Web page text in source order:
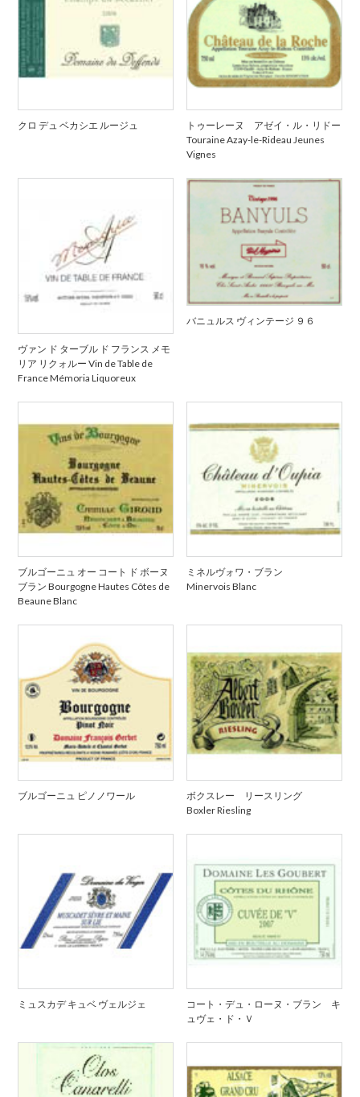
クロ デュ ベカシエ ルージュ
トゥーレーヌ アゼイ・ル・リドー
Touraine Azay-le-Rideau Jeunes
Vignes
ヴァン ド ターブル ド フランス メモ
リア リクォルー Vin de Table de
France Mémoria Liquoreux
バニュルス ヴィンテージ ９６
ブルゴーニュ オー コート ド ボーヌ
ブラン Bourgogne Hautes Côtes de
Beaune Blanc
ミネルヴォワ・ブラン
Minervois Blanc
ブルゴーニュ ピノノワール
ボクスレー リースリング
Boxler Riesling
ミュスカデ キュベ ヴェルジェ
コート・デュ・ローヌ・ブラン キ
ュヴェ・ド・Ｖ